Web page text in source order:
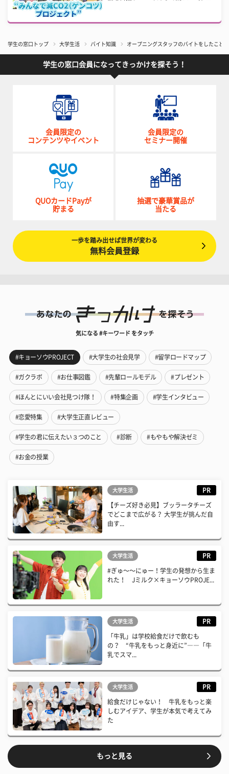
学生の窓口トップ 大学生活 バイト知識 オープニングスタッフのバイトをしたこと
学生の窓口会員になってきっかけを探そう！
会員限定の
コンテンツやイベント
会員限定の
セミナー開催
QUOカードPayが
貯まる
抽選で豪華賞品が
当たる
一歩を踏み出せば世界が変わる
無料会員登録
気になる #キーワード をタッチ
#キョーソウPROJECT #大学生の社会見学 #留学ロードマップ
#ガクラボ #お仕事図鑑 #先輩ロールモデル #プレゼント
#ほんとにいい会社見つけ隊！ #特集企画 #学生インタビュー
#恋愛特集 #大学生正直レビュー
#学生の君に伝えたい３つのこと #診断 #もやもや解決ゼミ
#お金の授業
大学生活 PR
【チーズ好き必見】ブッラータチーズ
でどこまで広がる？ 大学生が挑んだ自
由す...
大学生活 PR
#ぎゅ〜〜にゅー！学生の発想から生ま
れた！ Jミルク×キョーソウPROJE...
大学生活 PR
「牛乳」は学校給食だけで飲むも
の？ “牛乳をもっと身近に”――「牛
乳でスマ...
大学生活 PR
給食だけじゃない！ 牛乳をもっと楽
しむアイデア、学生が本気で考えてみ
た
もっと見る